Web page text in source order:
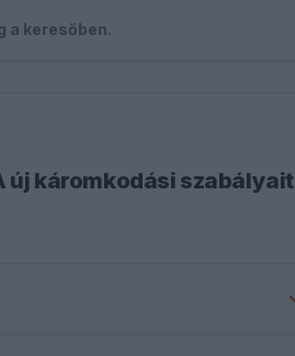
a keresőben.
új káromkodási szabályait